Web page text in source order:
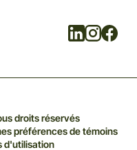
Linkedin
droits réservés
préférences de témoins
d'utilisation